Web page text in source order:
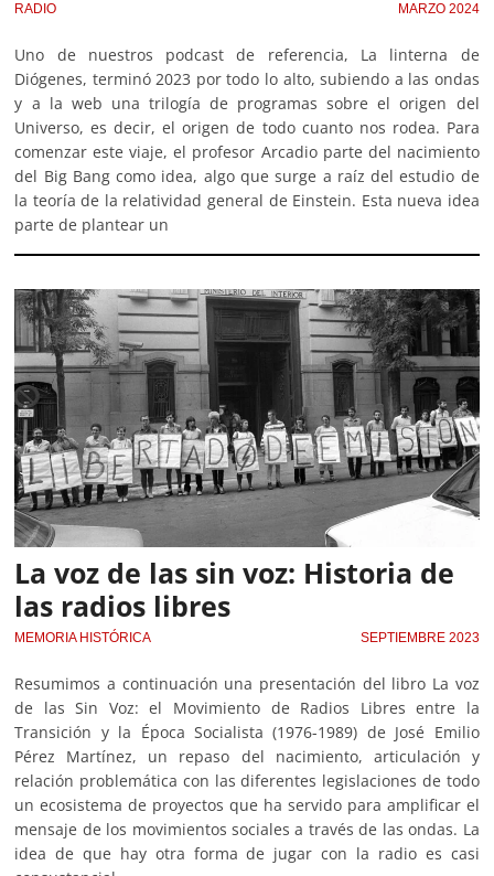
RADIO MARZO 2024
Uno de nuestros podcast de referencia, La linterna de
Diógenes, terminó 2023 por todo lo alto, subiendo a las ondas
y a la web una trilogía de programas sobre el origen del
Universo, es decir, el origen de todo cuanto nos rodea. Para
comenzar este viaje, el profesor Arcadio parte del nacimiento
del Big Bang como idea, algo que surge a raíz del estudio de
la teoría de la relatividad general de Einstein. Esta nueva idea
parte de plantear un
La voz de las sin voz: Historia de
las radios libres
MEMORIA HISTÓRICA SEPTIEMBRE 2023
Resumimos a continuación una presentación del libro La voz
de las Sin Voz: el Movimiento de Radios Libres entre la
Transición y la Época Socialista (1976-1989) de José Emilio
Pérez Martínez, un repaso del nacimiento, articulación y
relación problemática con las diferentes legislaciones de todo
un ecosistema de proyectos que ha servido para amplificar el
mensaje de los movimientos sociales a través de las ondas. La
idea de que hay otra forma de jugar con la radio es casi